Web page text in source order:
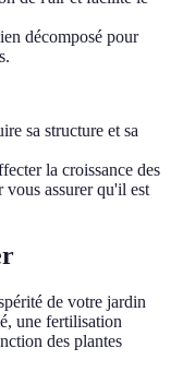
décomposé pour
sa structure et sa
la croissance des
vous assurer qu'il est
de votre jardin
une fertilisation
des plantes